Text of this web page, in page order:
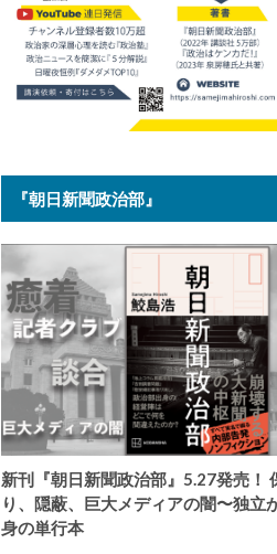
『朝日新聞政治部』
新刊『朝日新聞政治部』5.27発売！
り、隠蔽、巨大メディアの闇〜独立
身の単行本